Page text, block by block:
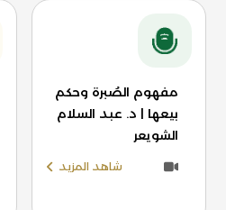
مفهوم الصُبرة وحكم
بيعها | د. عبد السلام
الشويعر
شاهد المزيد